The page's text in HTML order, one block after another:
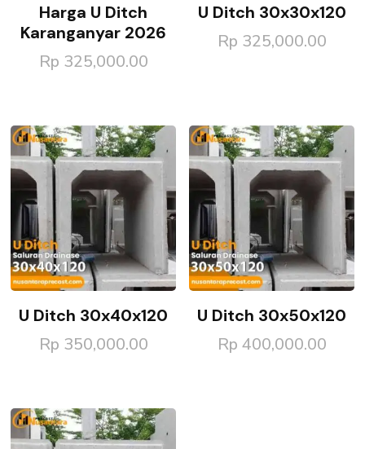
Harga U Ditch
Karanganyar 2026
Rp 325,000.00
U Ditch 30x30x120
Rp 325,000.00
U Ditch 30x40x120
Rp 350,000.00
U Ditch 30x50x120
Rp 400,000.00